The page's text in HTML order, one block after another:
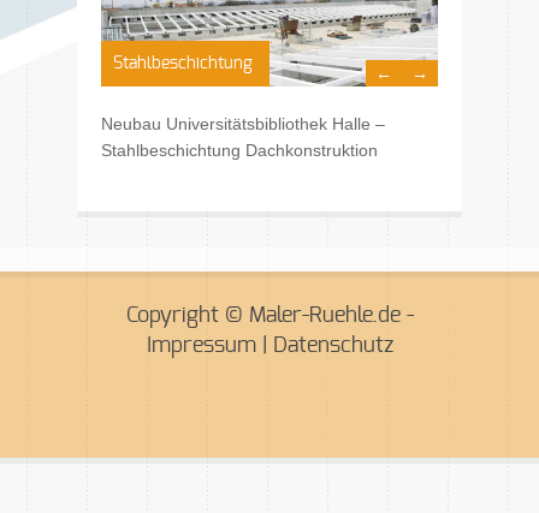
Stahlbeschichtung ← →
Neubau Universitätsbibliothek Halle –
Stahlbeschichtung Dachkonstruktion
Copyright © Maler-Ruehle.de -
Impressum| Datenschutz